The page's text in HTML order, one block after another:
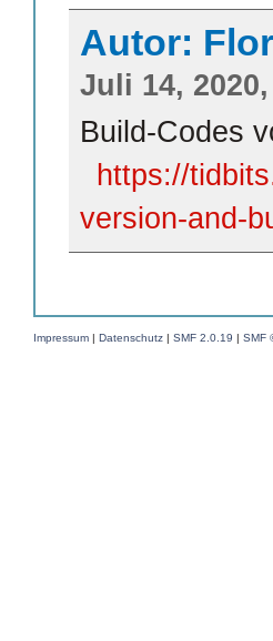
Autor:
Juli 14,
Build-Codes
https://
version-and-
Impressum | Datenschutz | SMF 2.0.19 | SMF